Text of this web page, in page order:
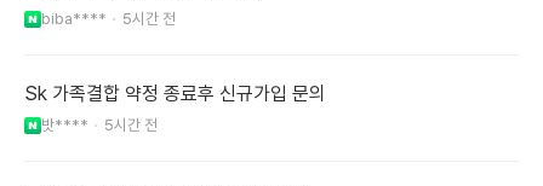
biba**** 5시간 전
Sk 가족결합 약정 종료후 신규가입 문의
밧**** 5시간 전